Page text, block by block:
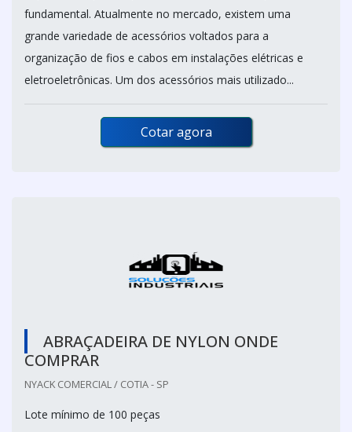
fundamental. Atualmente no mercado, existem uma
grande variedade de acessórios voltados para a
organização de fios e cabos em instalações elétricas e
eletroeletrônicas. Um dos acessórios mais utilizado...
Cotar agora
ABRAÇADEIRA DE NYLON ONDE
COMPRAR
NYACK COMERCIAL / COTIA - SP
Lote mínimo de 100 peças